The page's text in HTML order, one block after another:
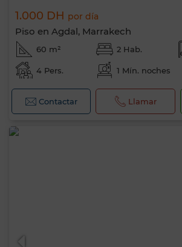
1.000 DH por día
Piso en Agdal, Marrakech
60 m² 2 Hab.
4 Pers. 1 Mín. noches
Contactar Llamar